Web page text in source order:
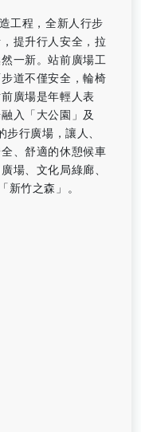
工程，全新人行步
提升行人安全，拉
一新。站前廣場工
道不僅安全，輪椅
廣場是年輕人表
入「大公園」及
行廣場，讓人、
、舒適的休憩候車
場、文化局綠廊、
新竹之森」。